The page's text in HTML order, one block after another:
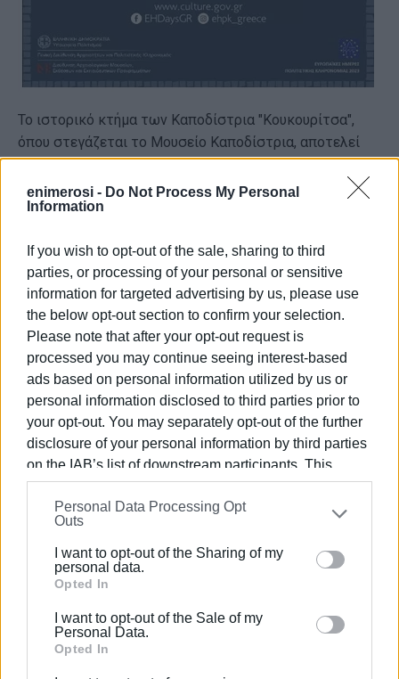
enimerosi - Do Not Process My Personal
Information
If you wish to opt-out of the sale, sharing to third
parties, or processing of your personal or sensitive
information for targeted advertising by us, please use
the below opt-out section to confirm your selection.
Please note that after your opt-out request is
processed you may continue seeing interest-based
ads based on personal information utilized by us or
personal information disclosed to third parties prior to
your opt-out. You may separately opt-out of the further
disclosure of your personal information by third parties
on the IAB’s list of downstream participants. This
information may also be disclosed by us to third parties
on theIAB’s List of Downstream Participants
that may
further disclose it to other third parties.
Please note that this website/app uses one or more
Google services and may gather and store information
behaviour. You may click to grant or deny consent to
Google and its third-party tags to use your data for
Personal Data Processing Opt
Outs
I want to opt-out of the Sharing of my
personal data.
Opted In
I want to opt-out of the Sale of my
Personal Data.
Opted In
Το ιστορικό κτήμα των Καποδίστρια "Κουκουρίτσα",
όπου στεγάζεται το Μουσείο Καποδίστρια, αποτελεί
κηρυγμένο Ιστορικό Μνημείο ως εξαιρετικό δείγμα
παραδοσιακής επτανησιακής αστικής αρχιτεκτονικής
της υπαίθρου, καθώς και για το μοναδικό φυσικό και
μπορείτε ακόμη να ανακαλύψετε, σε ειδικά
διαμορφωμένη υπαίθρια διαδρομή, πολλές ιστορίες για
τη ζωή και τη φύση του κτήματος μέσα στους αιώνες.
Ώρες λειτουργίας Μόνιμης Έκθεσης & Καφέ στον Κήπο:
10:00 - 16:00
Πώς θα έρθετε:
Με δικό σας όχημα:
Από Εθνική Οδό Παλαιοκαστρίτσα, στρίβετε στον
εσωτερικό του Νοσοκομείου ή Ποταμού (ανάλογα με
την κατεύθυνση από την οποία έρχεστε) και στη
συνέχεια ακολουθείτε πινακίδες για Ευρωπούλους/
Μουσείο Καποδίστρια.
Η είσοδος του Μουσείου είναι πάνω στο δρόμο.
Προβολή σε
Google Maps
Με λεωφορείο: